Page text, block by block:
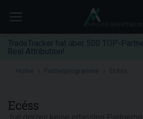
TradeTracker hat über 500 TOP-
Real Attribution!
Home Partnerprogramme
Ecéss